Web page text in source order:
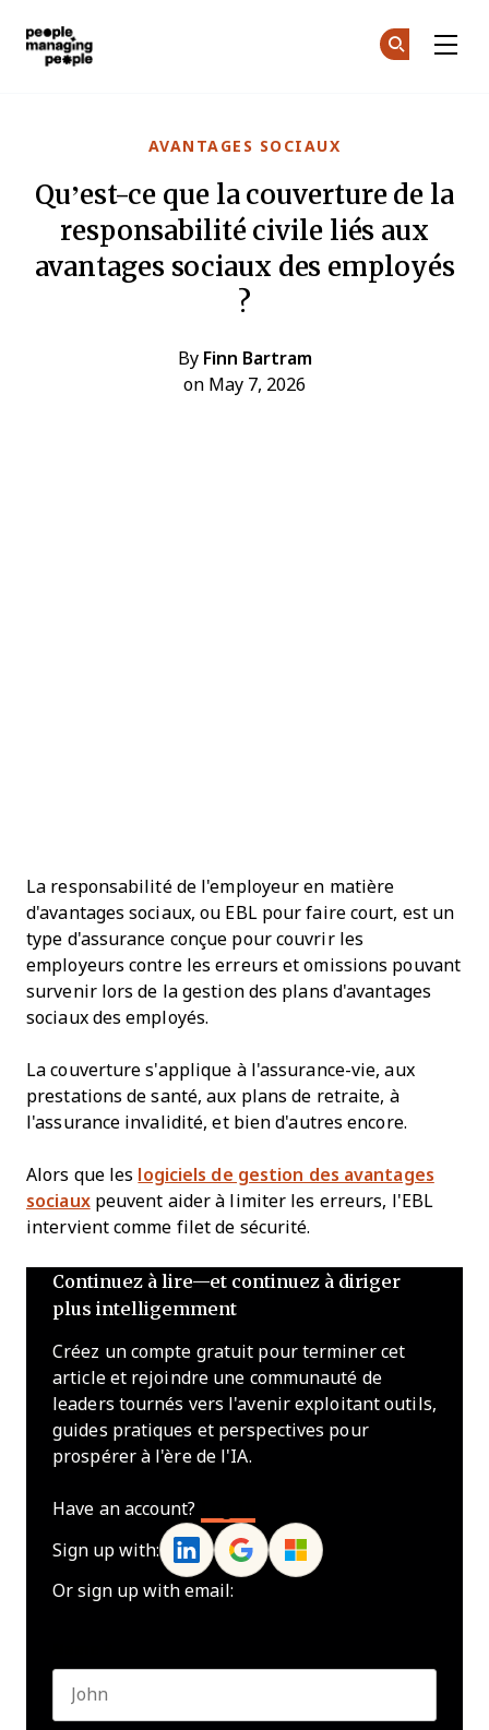
AVANTAGES SOCIAUX
Qu’est-ce que la couverture de la
responsabilité civile liés aux
avantages sociaux des employés
?
By Finn Bartram
on May 7, 2026
La responsabilité de l'employeur en matière
d'avantages sociaux, ou EBL pour faire court, est un
type d'assurance conçue pour couvrir les
employeurs contre les erreurs et omissions pouvant
survenir lors de la gestion des plans d'avantages
sociaux des employés.
La couverture s'applique à l'assurance-vie, aux
prestations de santé, aux plans de retraite, à
l'assurance invalidité, et bien d'autres encore.
Alors que les
logiciels de gestion des avantages
sociauxpeuvent aider à limiter les erreurs, l'EBL
intervient comme filet de sécurité.
Continuez à lire—et continuez à diriger
plus intelligemment
Créez un compte gratuit pour terminer cet
article et rejoindre une communauté de
leaders tournés vers l'avenir exploitant outils,
guides pratiques et perspectives pour
prospérer à l'ère de l'IA.
Have an account?
Sign up with:
Or sign up with email: